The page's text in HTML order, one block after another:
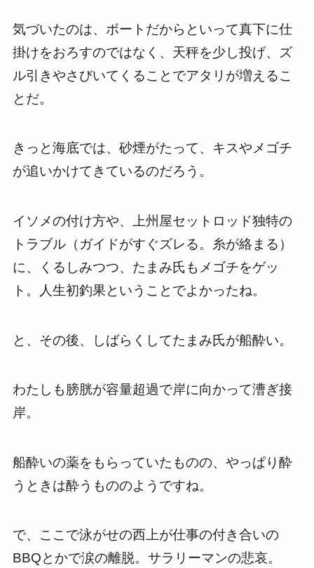
気づいたのは、ボートだからといって真下に仕
掛けをおろすのではなく、天秤を少し投げ、ズ
ル引きやさびいてくることでアタリが増えるこ
とだ。
きっと海底では、砂煙がたって、キスやメゴチ
が追いかけてきているのだろう。
イソメの付け方や、上州屋セットロッド独特の
トラブル（ガイドがすぐズレる。糸が絡まる）
に、くるしみつつ、たまみ氏もメゴチをゲッ
ト。人生初釣果ということでよかったね。
と、その後、しばらくしてたまみ氏が船酔い。
わたしも膀胱が容量超過で岸に向かって漕ぎ接
岸。
船酔いの薬をもらっていたものの、やっぱり酔
うときは酔うもののようですね。
で、ここで泳がせの西上が仕事の付き合いの
BBQとかで涙の離脱。サラリーマンの悲哀。